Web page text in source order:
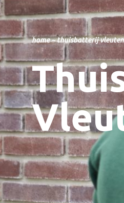
home~thuisbatterij vleuten